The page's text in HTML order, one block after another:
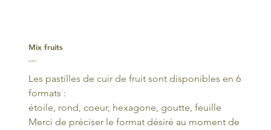
Mix fruits
Prix
6,00 €
Les pastilles de cuir de fruit sont disponibles en 6
formats :
étoile, rond, coeur, hexagone, goutte, feuille
Merci de préciser le format désiré au moment de